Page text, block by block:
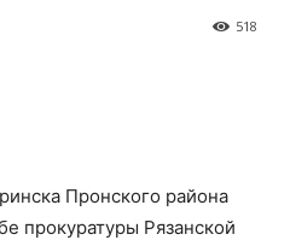
518
Пронского района
прокуратуры Рязанской